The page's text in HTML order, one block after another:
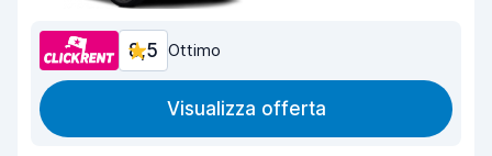
8,5 Ottimo
Visualizza offerta